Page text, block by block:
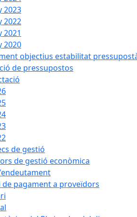
2023
2022
2021
2020
objectius estabilitat
de pressupostos
de gestió
de gestió econòmica
de pagament a proveïdors